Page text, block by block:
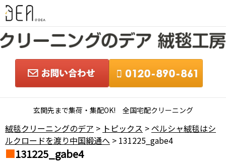
玄関先まで集荷・集配OK! 全国宅配クリーニング
絨毯クリーニングのデア > トピックス >ペルシャ絨毯はシ
ルクロードを渡り中国緞通へ > 131225_gabe4
131225_gabe4